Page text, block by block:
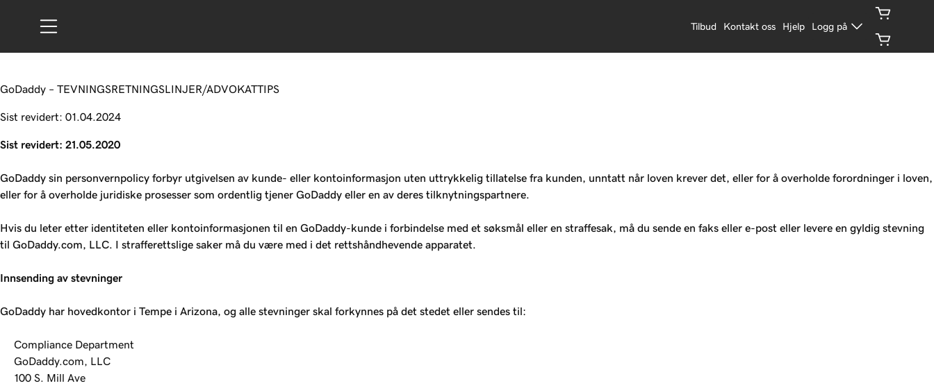
Tilbud Kontakt oss Hjelp Logg på
GoDaddy – TEVNINGSRETNINGSLINJER/ADVOKATTIPS
Sist revidert: 01.04.2024
Sist revidert: 21.05.2020
GoDaddy sin personvernpolicy forbyr utgivelsen av kunde- eller kontoinformasjon uten uttrykkelig tillatelse fra kunden, unntatt når loven krever det, eller for å overholde forordninger i loven,
eller for å overholde juridiske prosesser som ordentlig tjener GoDaddy eller en av deres tilknytningspartnere.
Hvis du leter etter identiteten eller kontoinformasjonen til en GoDaddy-kunde i forbindelse med et søksmål eller en straffesak, må du sende en faks eller e-post eller levere en gyldig stevning
til GoDaddy.com, LLC. I strafferettslige saker må du være med i det rettshåndhevende apparatet.
Innsending av stevninger
GoDaddy har hovedkontor i Tempe i Arizona, og alle stevninger skal forkynnes på det stedet eller sendes til:
Compliance Department
GoDaddy.com, LLC
100 S. Mill Ave